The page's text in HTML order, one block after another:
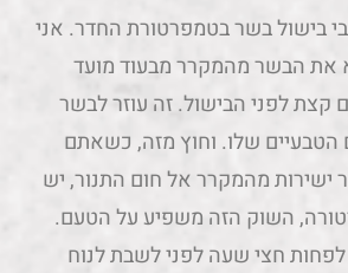
בישול בשר בטמפרטורת החדר. אני
את הבשר מהמקרר מבעוד מועד
קצת לפני הבישול. זה עוזר לבשר
הטבעיים שלו. וחוץ מזה, כשאתם
ישירות מהמקרר אל חום התנור, יש
השוק הזה משפיע על הטעם.
חצי שעה לפני לשבת לנוח